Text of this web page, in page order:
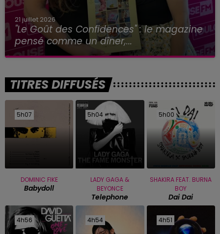
21 juillet 2026
"Le Goût des Confidences" : le magazine
pensé comme un dîner,...
TITRES DIFFUSÉS
5h07
5h07
DOMINIC FIKE
Babydoll
5h04
5h04
LADY GAGA &
BEYONCE
Telephone
5h00
5h00
SHAKIRA FEAT. BURNA
BOY
Dai Dai
4h56
4h56 4h54
4h54 4h51
4h51